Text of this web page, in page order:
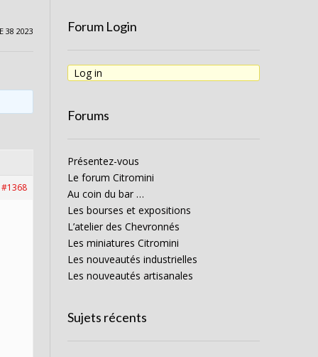
38 2023
#1368
Forum Login
Log in
Forums
Présentez-vous
Le forum Citromini
Au coin du bar …
Les bourses et expositions
L’atelier des Chevronnés
Les miniatures Citromini
Les nouveautés industrielles
Les nouveautés artisanales
Sujets récents